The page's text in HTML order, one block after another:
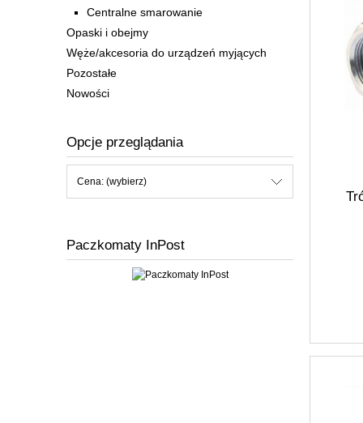
Centralne smarowanie
Opaski i obejmy
Węże/akcesoria do urządzeń myjących
Pozostałe
Nowości
Opcje przeglądania
Cena: (wybierz)
Paczkomaty InPost